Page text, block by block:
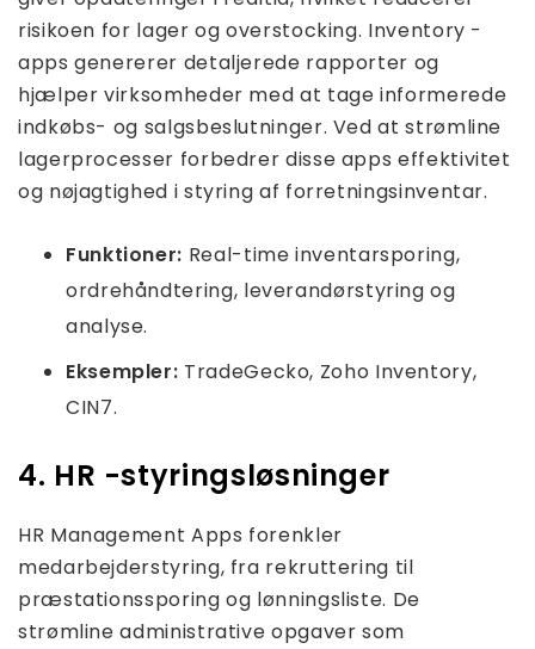
risikoen for lager og overstocking. Inventory -
apps genererer detaljerede rapporter og
hjælper virksomheder med at tage informerede
indkøbs- og salgsbeslutninger. Ved at strømline
lagerprocesser forbedrer disse apps effektivitet
og nøjagtighed i styring af forretningsinventar.
Funktioner: Real-time inventarsporing,
ordrehåndtering, leverandørstyring og
analyse.
Eksempler: TradeGecko, Zoho Inventory,
CIN7.
4. HR -styringsløsninger
HR Management Apps forenkler
medarbejderstyring, fra rekruttering til
præstationssporing og lønningsliste. De
strømline administrative opgaver som